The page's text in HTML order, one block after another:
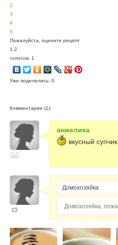
2
3
4
5
Пожалуйста, оцените рецепт
1.2
голосов: 1
Уже поделились: 0
Комментарии (1):
анжелика
вкусный супчик